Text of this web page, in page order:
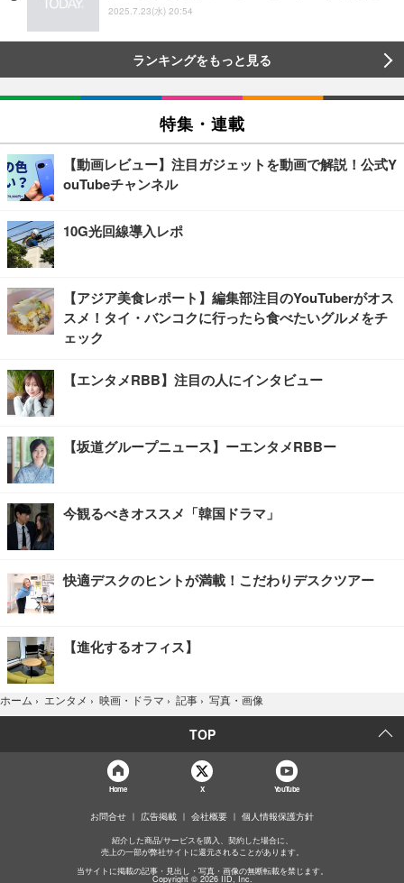
2025.7.23(水) 20:54
ランキングをもっと見る
特集・連載
【動画レビュー】注目ガジェットを動画で解説！公式Y
ouTubeチャンネル
10G光回線導入レポ
【アジア美食レポート】編集部注目のYouTuberがオス
スメ！タイ・バンコクに行ったら食べたいグルメをチ
ェック
【エンタメRBB】注目の人にインタビュー
【坂道グループニュース】ーエンタメRBBー
今観るべきオススメ「韓国ドラマ」
快適デスクのヒントが満載！こだわりデスクツアー
【進化するオフィス】
ホーム › エンタメ › 映画・ドラマ › 記事 › 写真・画像
TOP
Home X YouTube
お問合せ 広告掲載 会社概要 個人情報保護方針
紹介した商品/サービスを購入、契約した場合に、
売上の一部が弊社サイトに還元されることがあります。
当サイトに掲載の記事・見出し・写真・画像の無断転載を禁じます。
Copyright © 2026 IID, Inc.